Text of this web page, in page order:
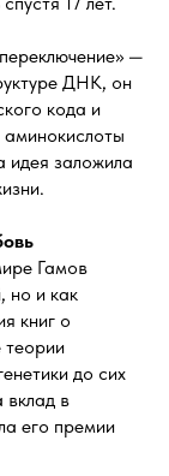
—
ДНК, он
кода и
аминокислоты
идея заложила
Гамов
но и как
книг о
теории
до сих
в
его премии